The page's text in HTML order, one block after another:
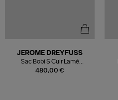
480,00 €
JEROME DREYFUSS
Sac Bobi S Cuir Lamé
Champagne